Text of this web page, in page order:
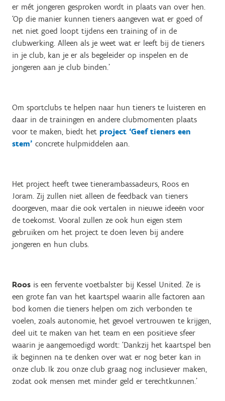
er mét jongeren gesproken wordt in plaats van over hen.
‘Op die manier kunnen tieners aangeven wat er goed of
net niet goed loopt tijdens een training of in de
clubwerking. Alleen als je weet wat er leeft bij de tieners
in je club, kan je er als begeleider op inspelen en de
jongeren aan je club binden.’
Om sportclubs te helpen naar hun tieners te luisteren en
daar in de trainingen en andere clubmomenten plaats
voor te maken, biedt het project ‘Geef tieners een
stem’ concrete hulpmiddelen aan.
Het project heeft twee tienerambassadeurs, Roos en
Joram. Zij zullen niet alleen de feedback van tieners
doorgeven, maar die ook vertalen in nieuwe ideeën voor
de toekomst. Vooral zullen ze ook hun eigen stem
gebruiken om het project te doen leven bij andere
jongeren en hun clubs.
Roos is een fervente voetbalster bij Kessel United. Ze is
een grote fan van het kaartspel waarin alle factoren aan
bod komen die tieners helpen om zich verbonden te
voelen, zoals autonomie, het gevoel vertrouwen te krijgen,
deel uit te maken van het team en een positieve sfeer
waarin je aangemoedigd wordt: ‘Dankzij het kaartspel ben
ik beginnen na te denken over wat er nog beter kan in
onze club. Ik zou onze club graag nog inclusiever maken,
zodat ook mensen met minder geld er terechtkunnen.’